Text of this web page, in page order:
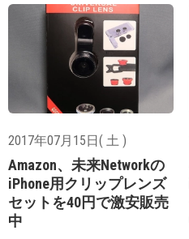
2017年07月15日( 土 )
Amazon、未来Networkの
iPhone用クリップレンズ
セットを40円で激安販売
中